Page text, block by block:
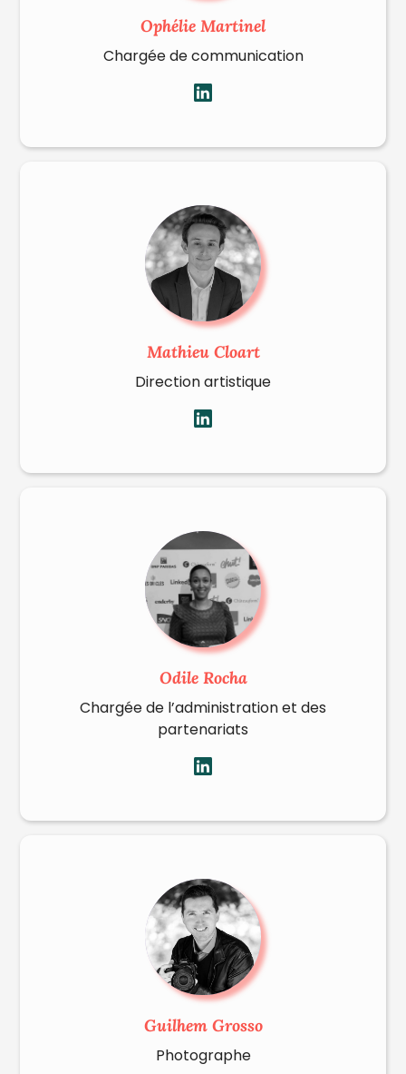
Ophélie Martinel
Chargée de communication
Mathieu Cloart
Direction artistique
Odile Rocha
Chargée de l’administration et des
partenariats
Guilhem Grosso
Photographe